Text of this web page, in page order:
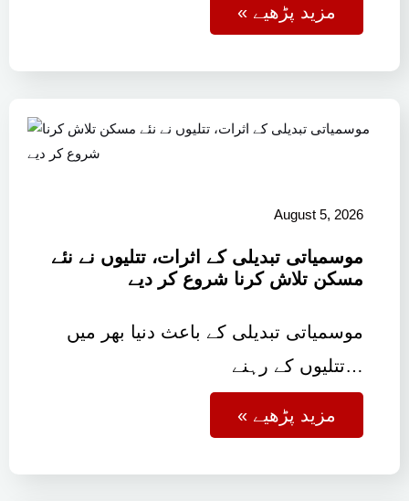
« مزید پڑھیے
August 5, 2026
موسمیاتی تبدیلی کے اثرات، تتلیوں نے نئے
مسکن تلاش کرنا شروع کر دیے
موسمیاتی تبدیلی کے باعث دنیا بھر میں
تتلیوں کے رہنے…
« مزید پڑھیے